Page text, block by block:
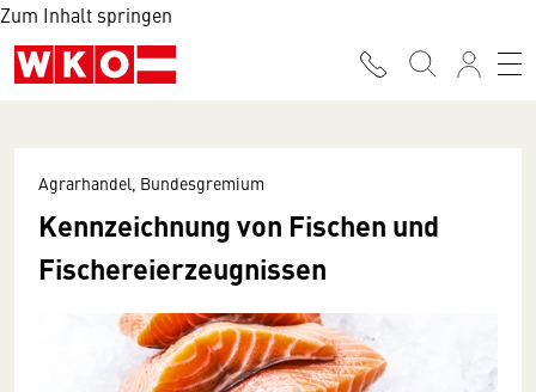
Zum Inhalt springen
Agrarhandel, Bundesgremium
Kennzeichnung von Fischen und
Fischereierzeugnissen